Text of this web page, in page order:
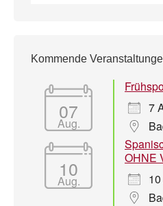
Kommende
07
Aug.
7
10
Aug.
OHNE